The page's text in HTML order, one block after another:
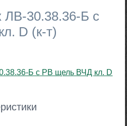
ЛВ-30.38.36-Б с
D (к-т)